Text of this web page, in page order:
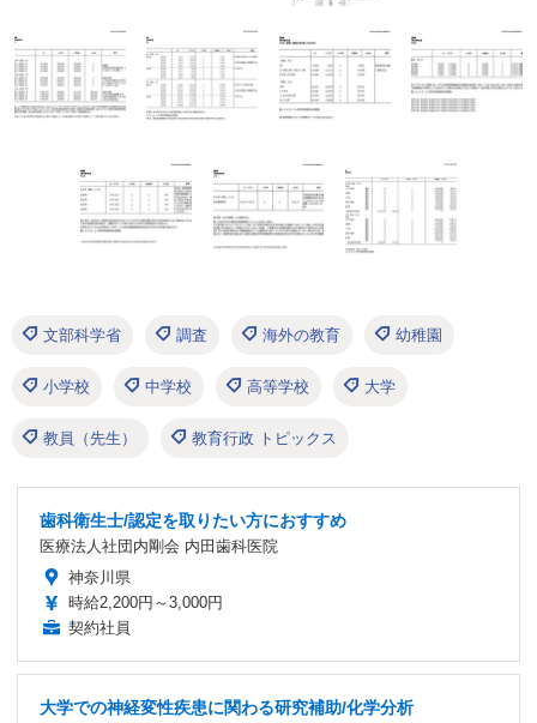
文部科学省 調査 海外の教育 幼稚園
小学校 中学校 高等学校 大学
教員（先生） 教育行政 トピックス
歯科衛生士/認定を取りたい方におすすめ
医療法人社団内剛会 内田歯科医院
神奈川県
時給2,200円～3,000円
契約社員
大学での神経変性疾患に関わる研究補助/化学分析